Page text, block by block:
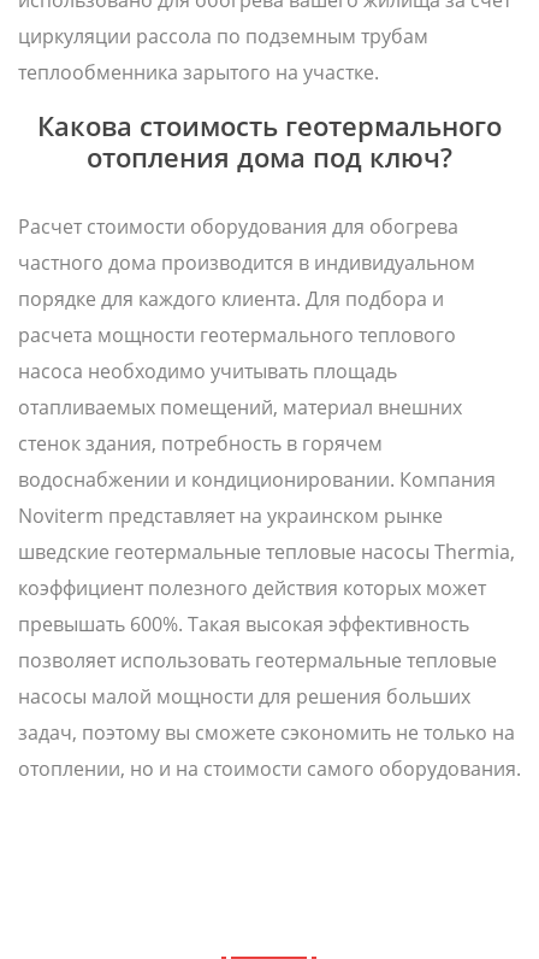
циркуляции рассола по подземным трубам
теплообменника зарытого на участке.
Какова стоимость геотермального
отопления дома под ключ?
Расчет стоимости оборудования для обогрева
частного дома производится в индивидуальном
порядке для каждого клиента. Для подбора и
расчета мощности геотермального теплового
насоса необходимо учитывать площадь
отапливаемых помещений, материал внешних
стенок здания, потребность в горячем
водоснабжении и кондиционировании. Компания
Noviterm представляет на украинском рынке
шведские геотермальные тепловые насосы Thermia,
коэффициент полезного действия которых может
превышать 600%. Такая высокая эффективность
позволяет использовать геотермальные тепловые
насосы малой мощности для решения больших
задач, поэтому вы сможете сэкономить не только на
отоплении, но и на стоимости самого оборудования.